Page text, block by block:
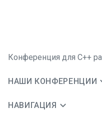
Конференция для C++
НАШИ КОНФЕРЕНЦИИ
НАВИГАЦИЯ